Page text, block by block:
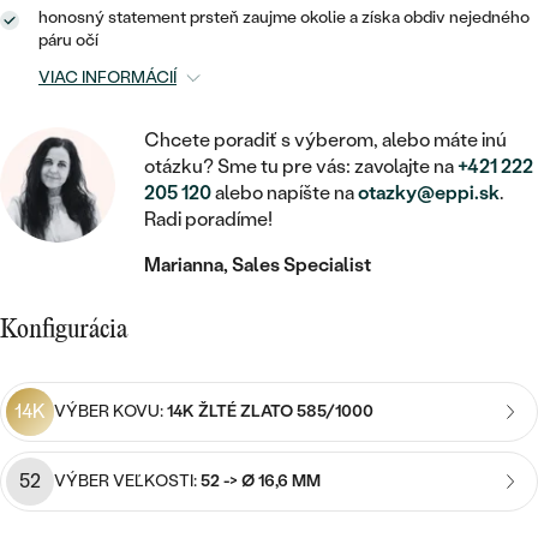
RUČNE RYTÉ
S VÝPLŇOU
SVADOBNÉ SETY
PODĽA CENY
CENOVO DOSTUPNÉ
LUXUSNÉ
ZAČAŤ S DIAMANTOM
ZAČAŤ S LABGROWN DIAMANTOM
PODĽA DRAHOKAMU
DIAMANT
FAREBNÝ DIAMANT
ČIERNY DIAMANT
DETSKÉ ŠPERKY
DOPLNKY
PODĽA MATERIÁLU
STRIEBORNÉ
PLATINOVÉ
PODĽA DRAHOKAMU
DETSKÉ
PIERCING
PODĽA DRAHOKAMU
S DIAMANTMI
S DRAHOKAMAMI
S PERLAMI
PODĽA CENY
CENOVO DOSTUPNÉ
LUXUSNÉ
MEDAILÓNY
V TVARE SRDCA
SO ZVIERATAMI
S DIAMANTMI
S DRAHOKAMAMI
S PERLAMI
PODĽA DRAHOKAMU
S DIAMANTMI
PODĽA CENY
CENOVO DOSTUPNÉ
honosný statement prsteň zaujme okolie a získa obdiv nejedného
páru očí
VIAC INFORMÁCIÍ
Chcete poradiť s výberom, alebo máte inú
otázku? Sme tu pre vás: zavolajte na+421 222
205 120alebo napíšte naotazky@eppi.sk.
Radi poradíme!
Marianna, Sales Specialist
Konfigurácia
14K VÝBER KOVU:14K ŽLTÉ ZLATO 585/1000
52 VÝBER VEĽKOSTI:52 -> Ø 16,6 MM